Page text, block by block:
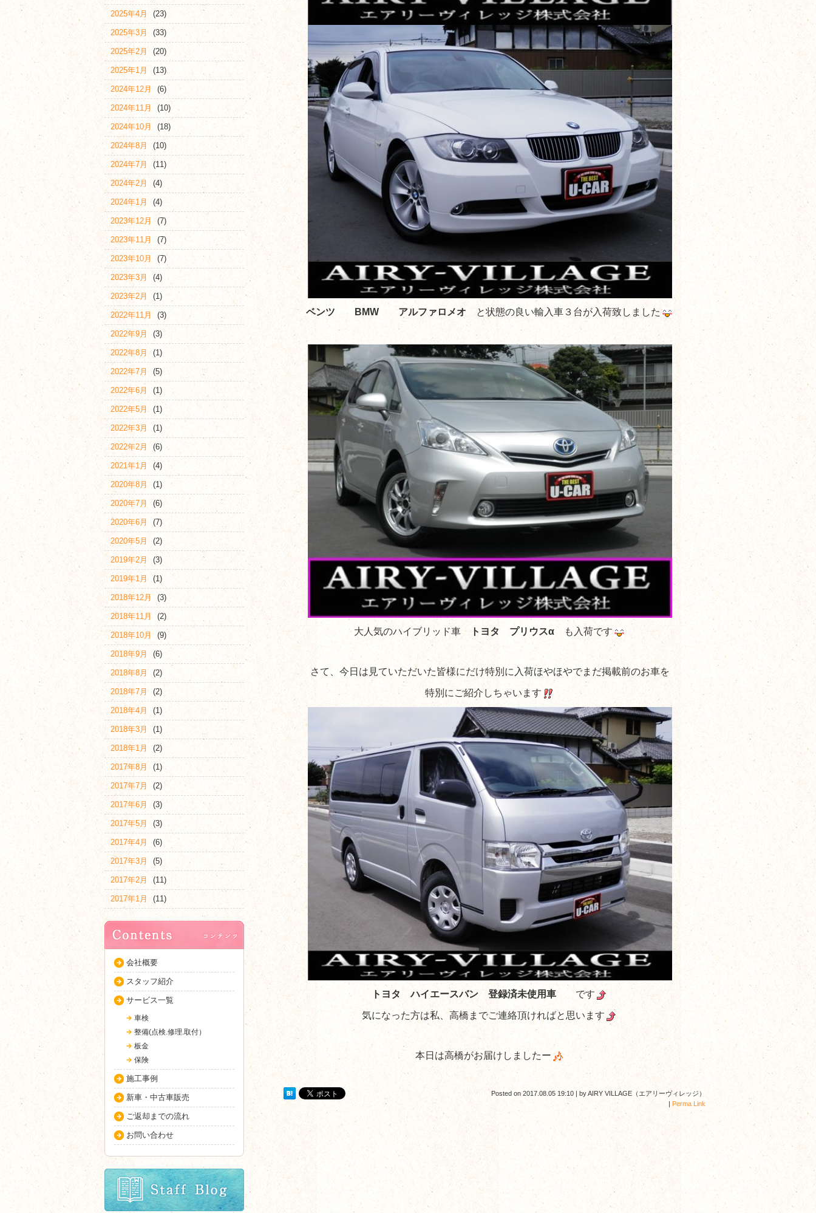
ベンツ BMW アルファロメオ と状態の良い輸入車３台が入荷致しました
大人気のハイブリッド車 トヨタ プリウスα も入荷です
さて、今日は見ていただいた皆様にだけ特別に入荷ほやほやでまだ掲載前のお車を
特別にご紹介しちゃいます
トヨタ ハイエースバン 登録済未使用車 です
気になった方は私、高橋までご連絡頂ければと思います
本日は高橋がお届けしましたー
Posted on 2017.08.05 19:10 byAIRY VILLAGE（エアリーヴィレッジ）
Perma Link
2025年4月 (23)
2025年3月 (33)
2025年2月 (20)
2025年1月 (13)
2024年12月 (6)
2024年11月 (10)
2024年10月 (18)
2024年8月 (10)
2024年7月 (11)
2024年2月 (4)
2024年1月 (4)
2023年12月 (7)
2023年11月 (7)
2023年10月 (7)
2023年3月 (4)
2023年2月 (1)
2022年11月 (3)
2022年9月 (3)
2022年8月 (1)
2022年7月 (5)
2022年6月 (1)
2022年5月 (1)
2022年3月 (1)
2022年2月 (6)
2021年1月 (4)
2020年8月 (1)
2020年7月 (6)
2020年6月 (7)
2020年5月 (2)
2019年2月 (3)
2019年1月 (1)
2018年12月 (3)
2018年11月 (2)
2018年10月 (9)
2018年9月 (6)
2018年8月 (2)
2018年7月 (2)
2018年4月 (1)
2018年3月 (1)
2018年1月 (2)
2017年8月 (1)
2017年7月 (2)
2017年6月 (3)
2017年5月 (3)
2017年4月 (6)
2017年3月 (5)
2017年2月 (11)
2017年1月 (11)
会社概要
スタッフ紹介
サービス一覧
車検
整備(点検.修理.取付）
板金
保険
施工事例
新車・中古車販売
ご返却までの流れ
お問い合わせ